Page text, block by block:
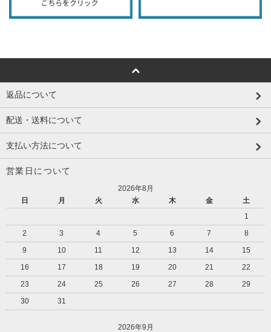
返品について
配送・送料について
支払い方法について
営業日について
2026年8月
日
月 火 水 木 金
土
1
2
3 4 5 6 7
8
9
10 11 12 13 14
15
16
17 18 19 20 21
22
23
24 25 26 27 28
29
30
31
2026年9月